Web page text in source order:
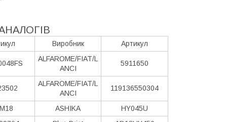
Виробник Артикул
ALFAROME/FIAT/L
ANCI
5911650
ALFAROME/FIAT/L
ANCI
119136550304
ASHIKA
HY045U